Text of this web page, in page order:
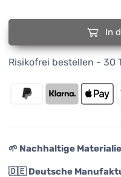
In
Risikofrei bestellen - 30
🌱 Nachhaltige
🇩🇪 Deutsche